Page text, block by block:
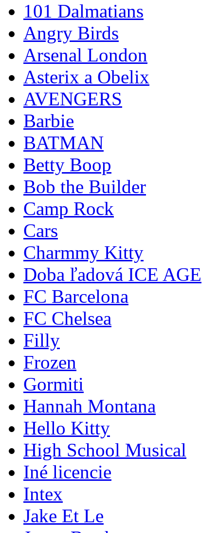
101 Dalmatians
Angry Birds
Arsenal London
Asterix a Obelix
AVENGERS
Barbie
BATMAN
Betty Boop
Bob the Builder
Camp Rock
Cars
Charmmy Kitty
Doba ľadová ICE AGE
FC Barcelona
FC Chelsea
Filly
Frozen
Gormiti
Hannah Montana
Hello Kitty
High School Musical
Iné licencie
Intex
Jake Et Le